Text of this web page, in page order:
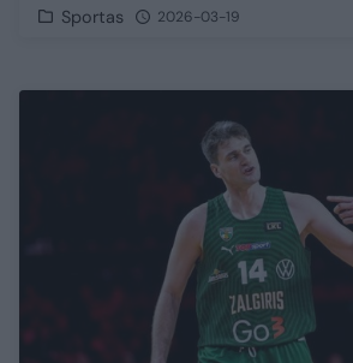
Sportas 2026-03-19